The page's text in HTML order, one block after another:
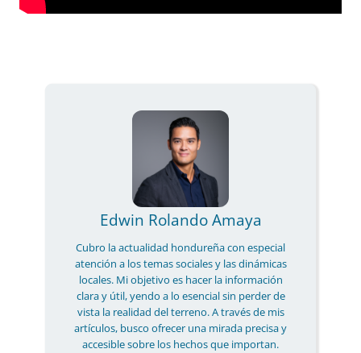
Edwin Rolando Amaya
Cubro la actualidad hondureña con especial
atención a los temas sociales y las dinámicas
locales. Mi objetivo es hacer la información
clara y útil, yendo a lo esencial sin perder de
vista la realidad del terreno. A través de mis
artículos, busco ofrecer una mirada precisa y
accesible sobre los hechos que importan.